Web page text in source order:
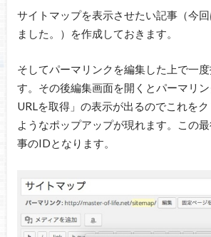
サイトマップを表示させたい記事（今
ました。）を作成しておきます。
そしてパーマリンクを編集した上で一
す。その後編集画面を開くとパーマリ
URLを取得」の表示が出るのでこれを
ようなポップアップが現れます。この
事のIDとなります。